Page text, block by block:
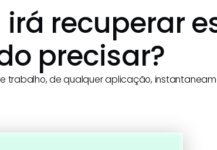
recuperar
precisar?
trabalho, de qualquer aplicação,